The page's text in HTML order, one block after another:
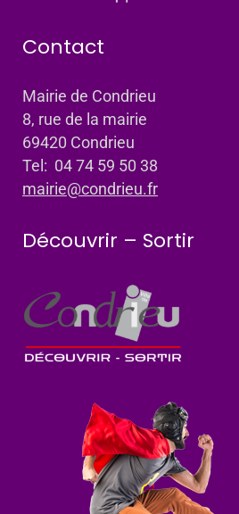
Contact
Mairie de Condrieu
8, rue de la mairie
69420 Condrieu
Tel: 04 74 59 50 38
mairie@condrieu.fr
Découvrir – Sortir